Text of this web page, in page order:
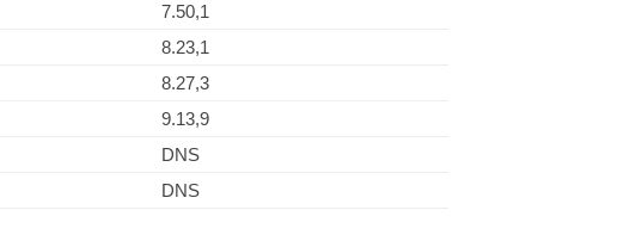
7.50,1
8.23,1
8.27,3
9.13,9
DNS
DNS